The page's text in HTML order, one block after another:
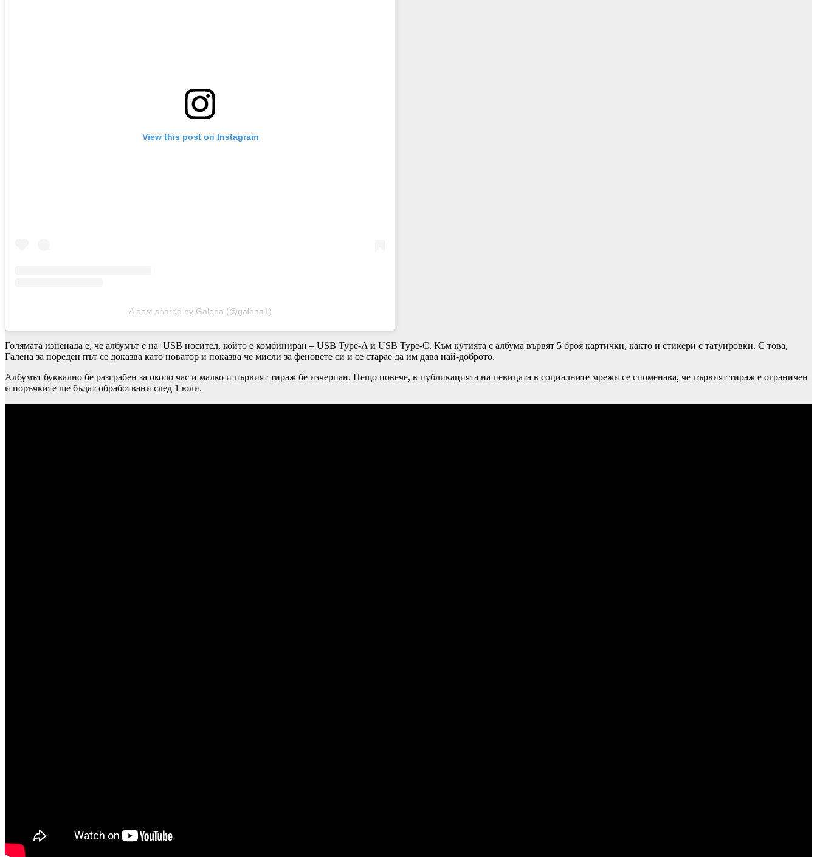
View this post on Instagram
A post shared by Galena (@galena1)
Голямата изненада е, че албумът е на USB носител, който е комбиниран – USB Type-A и USB Type-C. Към кутията с албума вървят 5 броя картички, както и стикери с татуировки. С това,
Галена за пореден път се доказва като новатор и показва че мисли за феновете си и се старае да им дава най-доброто.
Албумът буквално бе разграбен за около час и малко и първият тираж бе изчерпан. Нещо повече, в публикацията на певицата в социалните мрежи се споменава, че първият тираж е ограничен
и поръчките ще бъдат обработвани след 1 юли.